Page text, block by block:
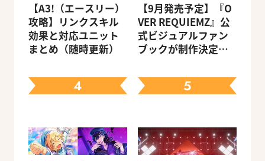
【A3!（エースリー）
攻略】リンクスキル
効果と対応ユニット
まとめ（随時更新）
【9月発売予定】『O
VER REQUIEMZ』公
式ビジュアルファン
ブックが制作決定！
る豪華グッズ付き限
定セットも同時発売
4 5